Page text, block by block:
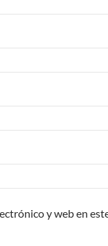
y web en